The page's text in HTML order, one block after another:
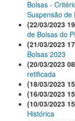
Bolsas -
Suspensão de
(22/03/2023
de Bolsas do
(21/03/2023
Bolsas 2023
(20/03/2023
retificada
(18/03/2023
(16/03/2023
(10/03/2023
Histórica